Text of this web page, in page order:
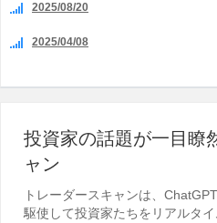
2025/08/20
2025/04/08
投資家の話題が一目瞭
ャン
トレーダースキャンは、
駆使して投資家たちをリアルタ